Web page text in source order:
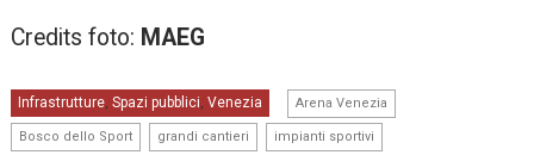
Credits foto: MAEG
Infrastrutture,Spazi pubblici,Venezia Arena Venezia
Bosco dello Sport grandi cantieri impianti sportivi